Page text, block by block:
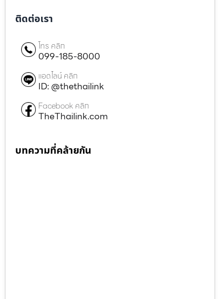
ติดต่อเรา
โทร คลิก
099-185-8000
แอดไลน์ คลิก
ID: @thethailink
Facebook คลิก
TheThailink.com
บทความที่คล้ายกัน